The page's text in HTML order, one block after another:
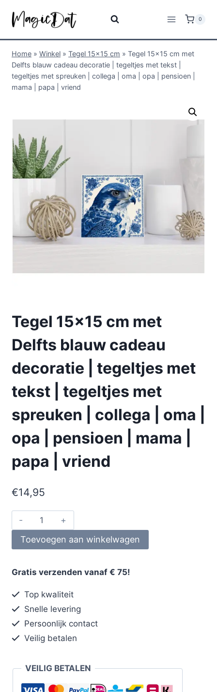
0
Home » Winkel » Tegel 15x15 cm » Tegel 15×15 cm met
Delfts blauw cadeau decoratie | tegeltjes met tekst |
tegeltjes met spreuken | collega | oma | opa | pensioen |
mama | papa | vriend
Tegel 15×15 cm met
Delfts blauw cadeau
decoratie | tegeltjes met
tekst | tegeltjes met
spreuken | collega | oma |
opa | pensioen | mama |
papa | vriend
€14,95
Toevoegen aan winkelwagen
Gratis verzenden vanaf € 75!
Top kwaliteit
Snelle levering
Persoonlijk contact
Veilig betalen
VEILIG BETALEN